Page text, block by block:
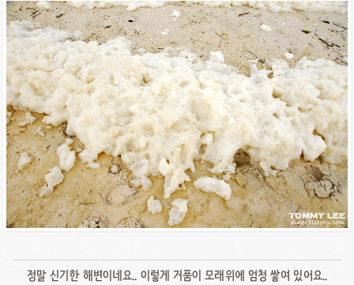
정말 신기한 해변이네요.. 이렇게 거품이 모래위에 엄청 쌓여 있어요..